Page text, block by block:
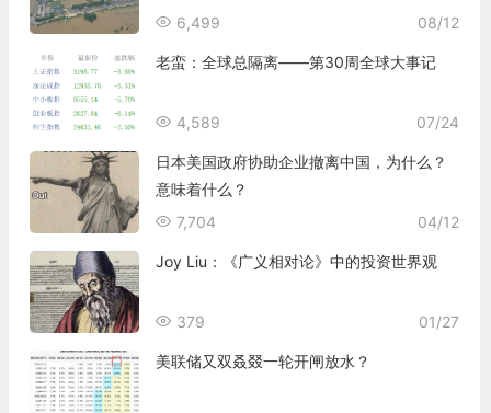
08/12
6,499
老蛮：全球总隔离——第30周全球大事记
07/24
4,589
日本美国政府协助企业撤离中国，为什么？
意味着什么？
04/12
7,704
Joy Liu：《广义相对论》中的投资世界观
01/27
379
美联储又双叒叕一轮开闸放水？